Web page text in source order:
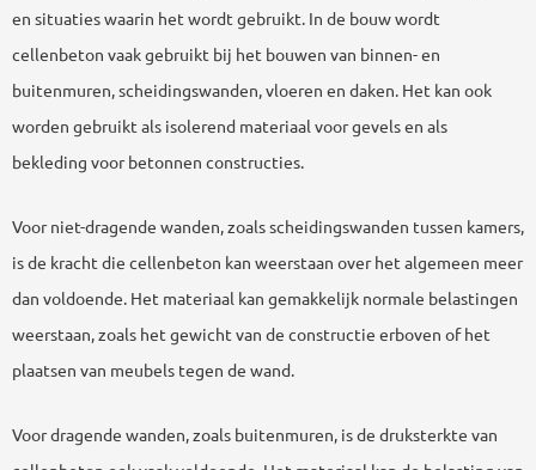
en situaties waarin het wordt gebruikt. In de bouw wordt
cellenbeton vaak gebruikt bij het bouwen van binnen- en
buitenmuren, scheidingswanden, vloeren en daken. Het kan ook
worden gebruikt als isolerend materiaal voor gevels en als
bekleding voor betonnen constructies.
Voor niet-dragende wanden, zoals scheidingswanden tussen kamers,
is de kracht die cellenbeton kan weerstaan over het algemeen meer
dan voldoende. Het materiaal kan gemakkelijk normale belastingen
weerstaan, zoals het gewicht van de constructie erboven of het
plaatsen van meubels tegen de wand.
Voor dragende wanden, zoals buitenmuren, is de druksterkte van